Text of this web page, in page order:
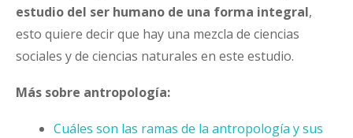
estudio del ser humano de una forma integral,
esto quiere decir que hay una mezcla de ciencias
sociales y de ciencias naturales en este estudio.
Más sobre antropología:
Cuáles son las ramas de la antropología y sus